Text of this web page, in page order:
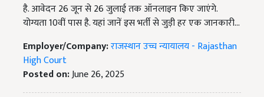
है. आवेदन 26 जून से 26 जुलाई तक ऑनलाइन किए जाएंगे.
योग्यता 10वीं पास है. यहां जानें इस भर्ती से जुड़ी हर एक जानकारी...
Employer/Company:राजस्थान उच्च न्यायालय - Rajasthan
High Court
Posted on:June 26, 2025